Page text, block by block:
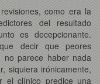
como era la
del resultado
es decepcionante.
decir que peores
no parece haber nada
siquiera irónicamente,
el clínico predice una